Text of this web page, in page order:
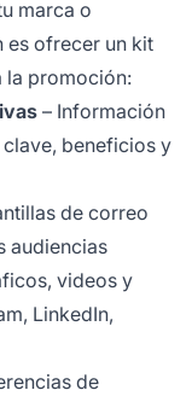
marca o
es ofrecer un kit
la promoción:
– Información
beneficios y
de correo
audiencias
videos y
LinkedIn,
de